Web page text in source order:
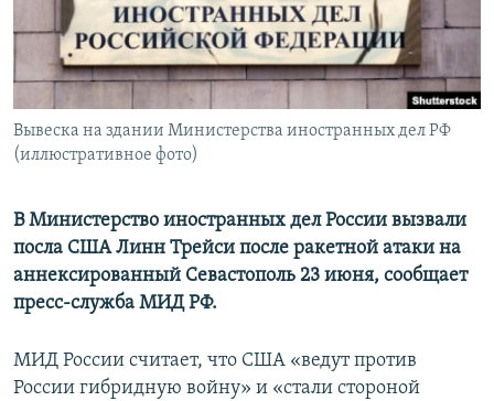
ПОБЕДИТЕЛЕЙ НЕ СУДЯТ?
КРЫМ.НЕПОКОРЕННЫЙ
ELIFBE
УКРАИНСКАЯ ПРОБЛЕМА КРЫМА
ПРИСОЕДИНЯЙТЕСЬ!
Все сайты RFE/RL
Вывеска на здании Министерства иностранных дел РФ
(иллюстративное фото)
В Министерство иностранных дел России вызвали
посла США Линн Трейси после ракетной атаки на
аннексированный Севастополь 23 июня, сообщает
пресс-служба МИД РФ.
МИД России считает, что США «ведут против
России гибридную войну» и «стали стороной